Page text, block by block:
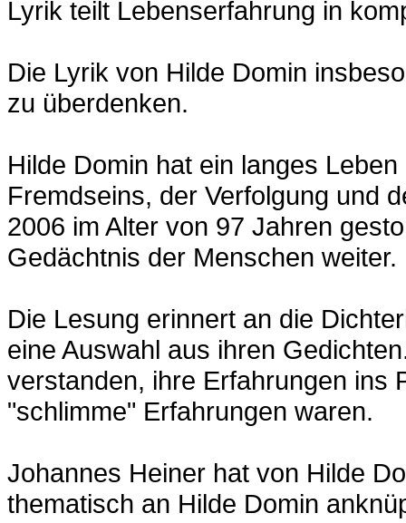
Lyrik teilt Lebenserfahrung in
Die Lyrik von Hilde Domin
zu überdenken.
Hilde Domin hat ein langes
Fremdseins, der Verfolgung und
2006 im Alter von 97 Jahren
Gedächtnis der Menschen weiter.
Die Lesung erinnert an die
eine Auswahl aus ihren
verstanden, ihre Erfahrungen ins
"schlimme" Erfahrungen waren.
Johannes Heiner hat von Hilde
thematisch an Hilde Domin